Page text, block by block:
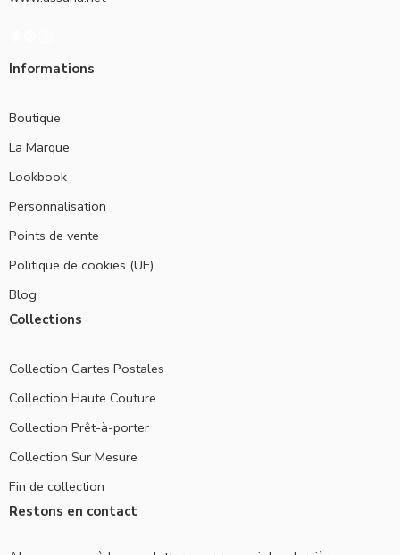
Informations
Boutique
La Marque
Lookbook
Personnalisation
Points de vente
Politique de cookies (UE)
Blog
Collections
Collection Cartes Postales
Collection Haute Couture
Collection Prêt-à-porter
Collection Sur Mesure
Fin de collection
Restons en contact